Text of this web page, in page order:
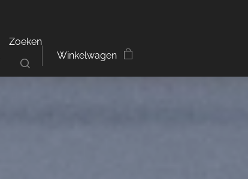
Zoeken
Winkelwagen